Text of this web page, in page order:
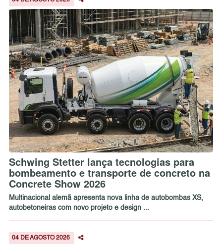
Schwing Stetter lança tecnologias para
bombeamento e transporte de concreto na
Concrete Show 2026
Multinacional alemã apresenta nova linha de autobombas XS,
autobetoneiras com novo projeto e design ...
04 DE AGOSTO 2026